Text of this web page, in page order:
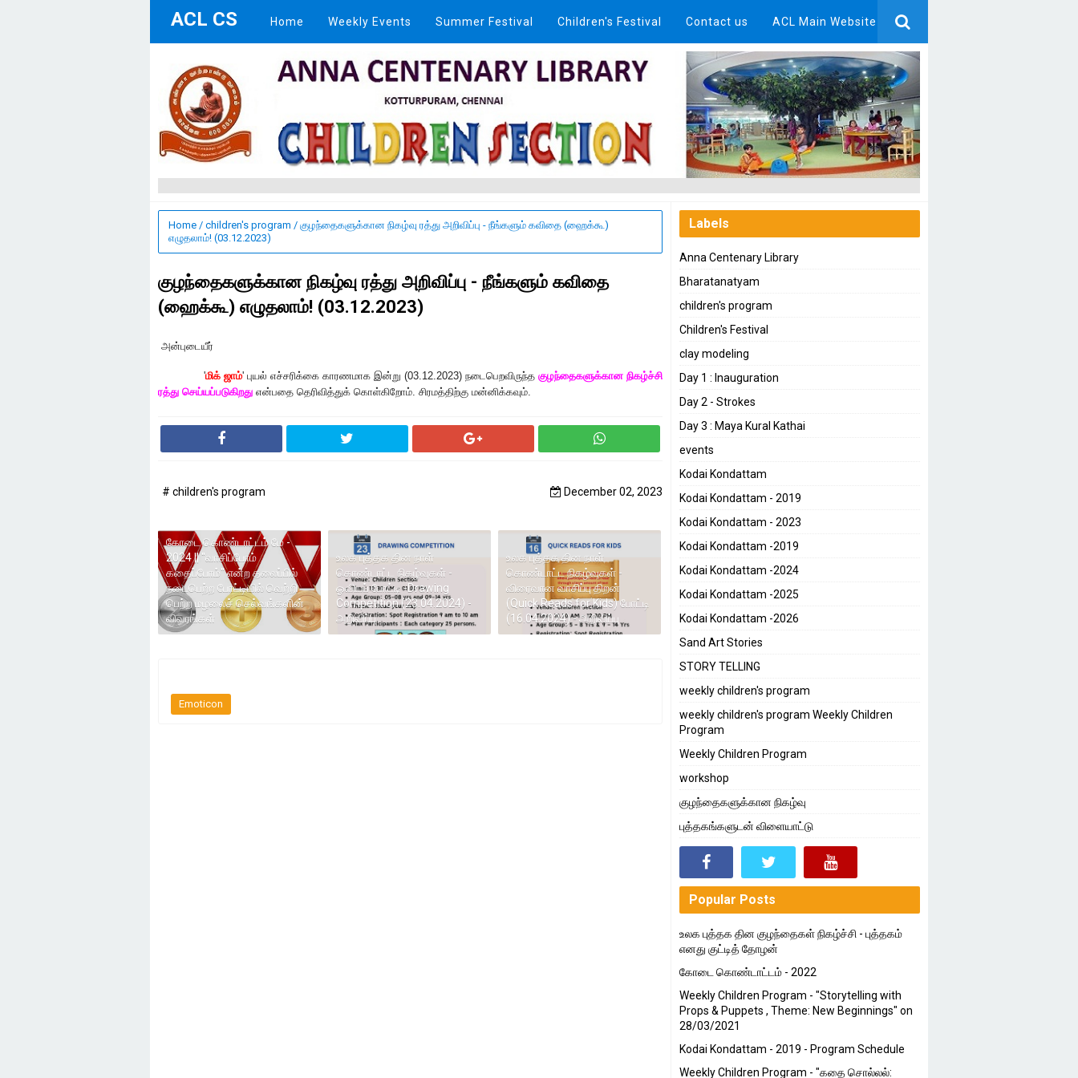
ACL CS Home Weekly Events Summer Festival Children's Festival Contact us ACL Main Website
Home / children's program / குழந்தைகளுக்கான நிகழ்வு ரத்து அறிவிப்பு - நீங்களும் கவிதை (ஹைக்கூ)
எழுதலாம்! (03.12.2023)
குழந்தைகளுக்கான நிகழ்வு ரத்து அறிவிப்பு - நீங்களும் கவிதை
(ஹைக்கூ) எழுதலாம்! (03.12.2023)
அன்புடையீர்
'மிக் ஜாம்' புயல் எச்சரிக்கை காரணமாக இன்று (03.12.2023) நடைபெறவிருந்த குழந்தைகளுக்கான நிகழ்ச்சி
ரத்து செய்யப்படுகிறது என்பதை தெரிவித்துக் கொள்கிறோம். சிரமத்திற்கு மன்னிக்கவும்.
# children's program December 02, 2023
கோடை கொண்டாட்டம் மே -
2024 || "வாசிப்போம்
கதைப்போம்" என்ற தலைப்பில்
நடைபெற்ற போட்டியில் வெற்றி
பெற்ற மழலைச் செல்வங்களின்
விவரங்கள்
உலக புத்தக தின நாள்
கொண்டாட்ட நிகழ்வுகள் -
ஓவியப் போட்டி -Drawing
Competition (23.04.2024) -
அறிவிப்பு
உலக புத்தக தின நாள்
கொண்டாட்ட நிகழ்வுகள் -
விரைவான வாசிப்பு திறன்
(Quick Reads for Kids) போட்டி
(16.04.2024) - அறிவிப்பு
Emoticon
Labels
Anna Centenary Library
Bharatanatyam
children's program
Children's Festival
clay modeling
Day 1 : Inauguration
Day 2 - Strokes
Day 3 : Maya Kural Kathai
events
Kodai Kondattam
Kodai Kondattam - 2019
Kodai Kondattam - 2023
Kodai Kondattam -2019
Kodai Kondattam -2024
Kodai Kondattam -2025
Kodai Kondattam -2026
Sand Art Stories
STORY TELLING
weekly children's program
weekly children's program Weekly Children
Program
Weekly Children Program
workshop
குழந்தைகளுக்கான நிகழ்வு
புத்தகங்களுடன் விளையாட்டு
Popular Posts
உலக புத்தக தின குழந்தைகள் நிகழ்ச்சி - புத்தகம்
எனது குட்டித் தோழன்
கோடை கொண்டாட்டம் - 2022
Weekly Children Program - "Storytelling with
Props & Puppets , Theme: New Beginnings" on
28/03/2021
Kodai Kondattam - 2019 - Program Schedule
Weekly Children Program - "கதை சொல்லல்: